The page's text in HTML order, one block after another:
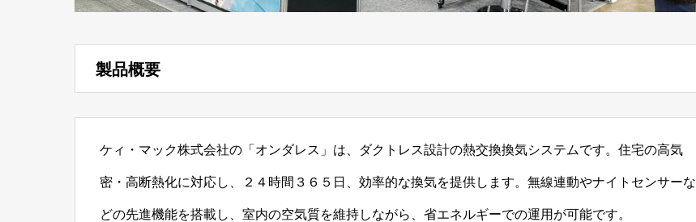
製品概要
ケィ・マック株式会社の「オンダレス」は、ダクトレス設計の熱交換換気システムです。住宅の高気
密・高断熱化に対応し、２４時間３６５日、効率的な換気を提供します。​無線連動やナイトセンサーな
どの先進機能を搭載し、室内の空気質を維持しながら、省エネルギーでの運用が可能です。